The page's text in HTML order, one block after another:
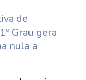
de
Grau gera
nula a